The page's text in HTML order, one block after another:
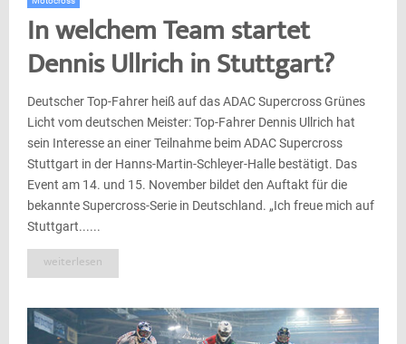
In welchem Team startet
Dennis Ullrich in Stuttgart?
Deutscher Top-Fahrer heiß auf das ADAC Supercross Grünes
Licht vom deutschen Meister: Top-Fahrer Dennis Ullrich hat
sein Interesse an einer Teilnahme beim ADAC Supercross
Stuttgart in der Hanns-Martin-Schleyer-Halle bestätigt. Das
Event am 14. und 15. November bildet den Auftakt für die
bekannte Supercross-Serie in Deutschland. „Ich freue mich auf
Stuttgart......
weiterlesen